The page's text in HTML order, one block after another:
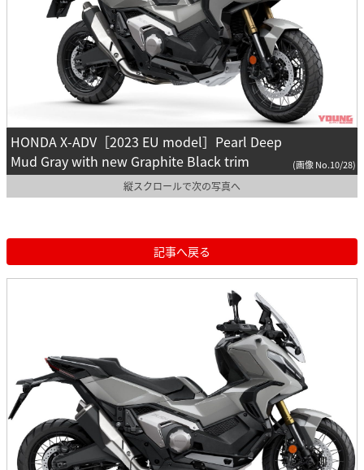
HONDA X-ADV［2023 EU model］Pearl Deep
Mud Gray with new Graphite Black trim
(画像 No.10/28)
縦スクロールで次の写真へ
記事へ戻る